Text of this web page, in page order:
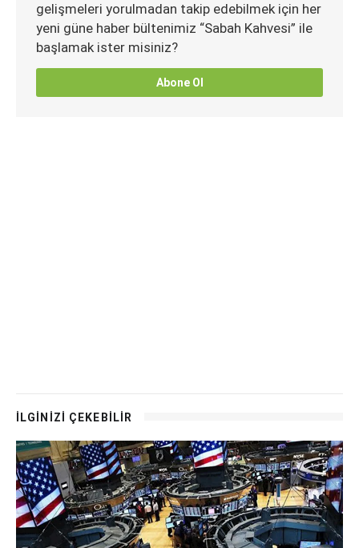
gelişmeleri yorulmadan takip edebilmek için her
yeni güne haber bültenimiz “Sabah Kahvesi” ile
başlamak ister misiniz?
Abone Ol
İLGİNİZİ ÇEKEBİLİR